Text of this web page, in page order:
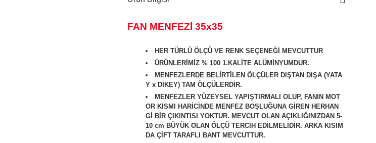
FAN MENFEZİ 35x35
HER TÜRLÜ ÖLÇÜ VE RENK SEÇENEĞİ MEVCUTTUR
ÜRÜNLERİMİZ % 100 1.KALİTE ALÜMİNYUMDUR.
MENFEZLERDE BELİRTİLEN ÖLÇÜLER DIŞTAN DIŞA (YATA
Y x DİKEY) TAM ÖLÇÜLERDİR.
MENFEZLER YÜZEYSEL YAPIŞTIRMALI OLUP, FANIN MOT
OR KISMI HARİCİNDE MENFEZ BOŞLUĞUNA GİREN HERHAN
Gİ BİR ÇIKINTISI YOKTUR. MEVCUT OLAN AÇIKLIĞINIZDAN 5-
10 cm BÜYÜK OLAN ÖLÇÜ TERCİH EDİLMELİDİR. ARKA KISIM
DA ÇİFT TARAFLI BANT MEVCUTTUR.